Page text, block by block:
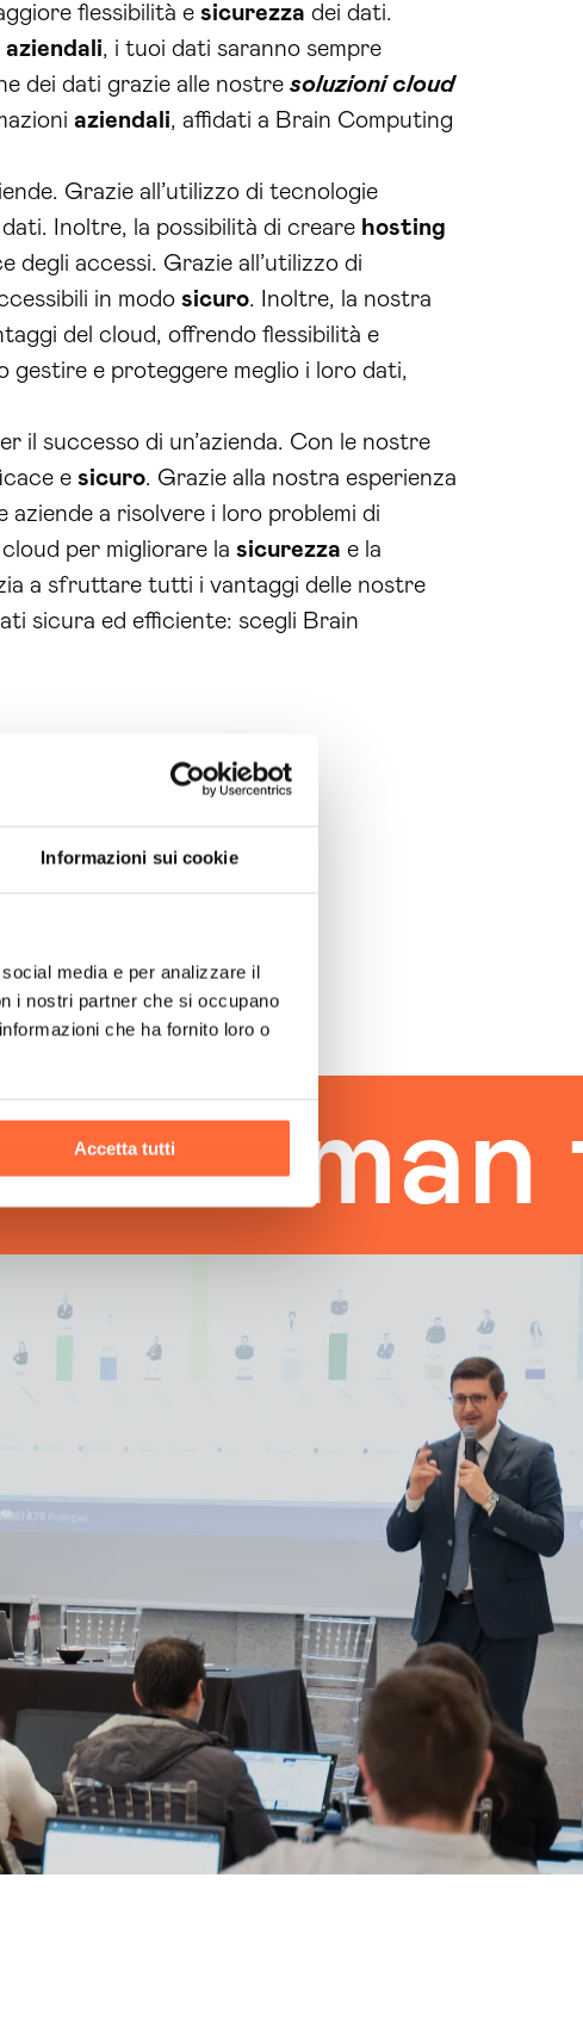
Informazioni sui cookie
media e per analizzare il
i nostri partner che si occupano
che ha fornito loro o
Accetta tutti
flessibilità e sicurezza dei dati.
aziendali, i tuoi dati saranno sempre
dei dati grazie alle nostre soluzioni cloud
aziendali, affidati a Brain Computing
Grazie all’utilizzo di tecnologie
Inoltre, la possibilità di creare hosting
degli accessi. Grazie all’utilizzo di
in modo sicuro. Inoltre, la nostra
del cloud, offrendo flessibilità e
gestire e proteggere meglio i loro dati,
il successo di un’azienda. Con le nostre
e sicuro. Grazie alla nostra esperienza
aziende a risolvere i loro problemi di
per migliorare la sicurezza e la
a sfruttare tutti i vantaggi delle nostre
sicura ed efficiente: scegli Brain